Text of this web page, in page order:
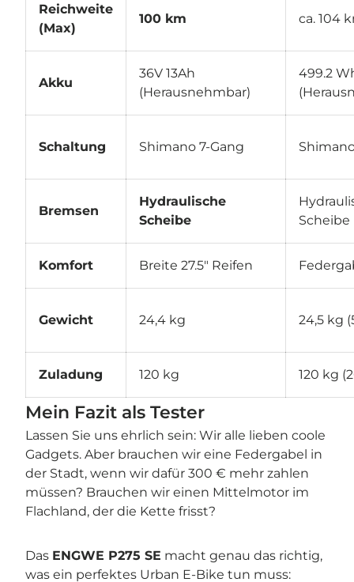
Reichweite
(Max)
100 km ca. 104
Akku
36V 13Ah
(Herausnehmbar)
499.2
Schaltung Shimano 7-Gang
Bremsen
Hydraulische
Scheibe
Scheibe
Komfort Breite 27.5" Reifen
Gewicht 24,4 kg 24,5 kg
Zuladung 120 kg 120 kg
Mein Fazit als Tester
Lassen Sie uns ehrlich sein: Wir alle lieben coole
Gadgets. Aber brauchen wir eine Federgabel in
der Stadt, wenn wir dafür 300 € mehr zahlen
müssen? Brauchen wir einen Mittelmotor im
Flachland, der die Kette frisst?
Das ENGWE P275 SE macht genau das richtig,
was ein perfektes Urban E-Bike tun muss: